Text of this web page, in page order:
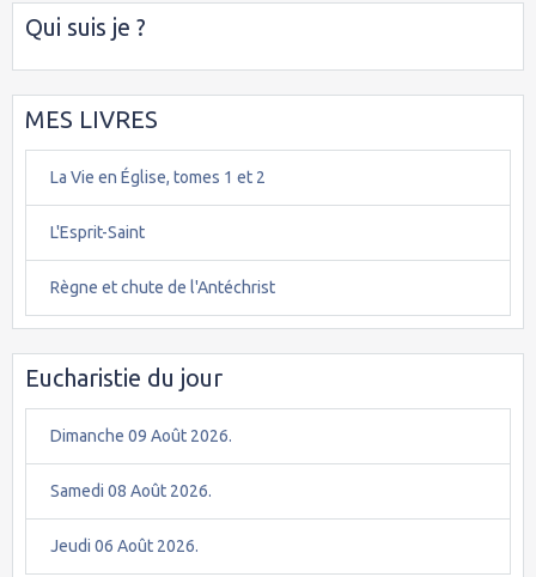
Qui suis je ?
MES LIVRES
La Vie en Église, tomes 1 et 2
L'Esprit-Saint
Règne et chute de l'Antéchrist
Eucharistie du jour
Dimanche 09 Août 2026.
Samedi 08 Août 2026.
Jeudi 06 Août 2026.